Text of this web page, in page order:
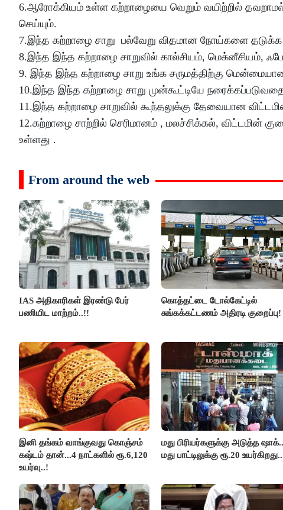
6.ஆரோக்கியம் உள்ள கற்றாழையை வெறும் வயிற்றில்
செய்யும்.
7.இந்த கற்றாழை சாறு பல்வேறு விதமான நோய்களை தடுக்க
8.இந்த இந்த கற்றாழை சாறுவில் கால்சியம், மெக்னீசியம்,
9. இந்த இந்த கற்றாழை சாறு உங்க சருமத்திற்கு
10.இந்த இந்த கற்றாழை சாறு முன்கூட்டியே நரைக்கப்படுவதை
11.இந்த கற்றாழை சாறுவில் கூந்தலுக்கு தேவையான
12.கற்றாழை சாற்றில் செரிமானம் , மலச்சிக்கல், விட்டமின்
உள்ளது .
From around the web
IAS அதிகாரிகள் இரண்டு பேர்
பணியிட மாற்றம்..!!
கொத்தட்டை டோல்கேட்டில்
சுங்கக்கட்டணம் அதிரடி குறைப்பு!
இனி தங்கம் வாங்குவது கொஞ்சம்
கஷ்டம் தான்...4 நாட்களில் ரூ.6,120
உயர்வு..!
மது பிரியர்களுக்கு அடுத்த
மது பாட்டிலுக்கு ரூ.20